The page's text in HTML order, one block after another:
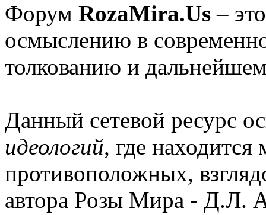
Форум RozaMira.Us –
осмыслению в
толкованию и
Данный сетевой ресурс
идеологий, где находится
противоположных,
автора Розы Мира - Д.Л.